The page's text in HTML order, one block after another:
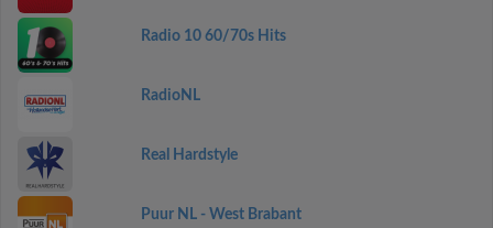
Radio 10 60/70s Hits
RadioNL
Real Hardstyle
Puur NL - West Brabant